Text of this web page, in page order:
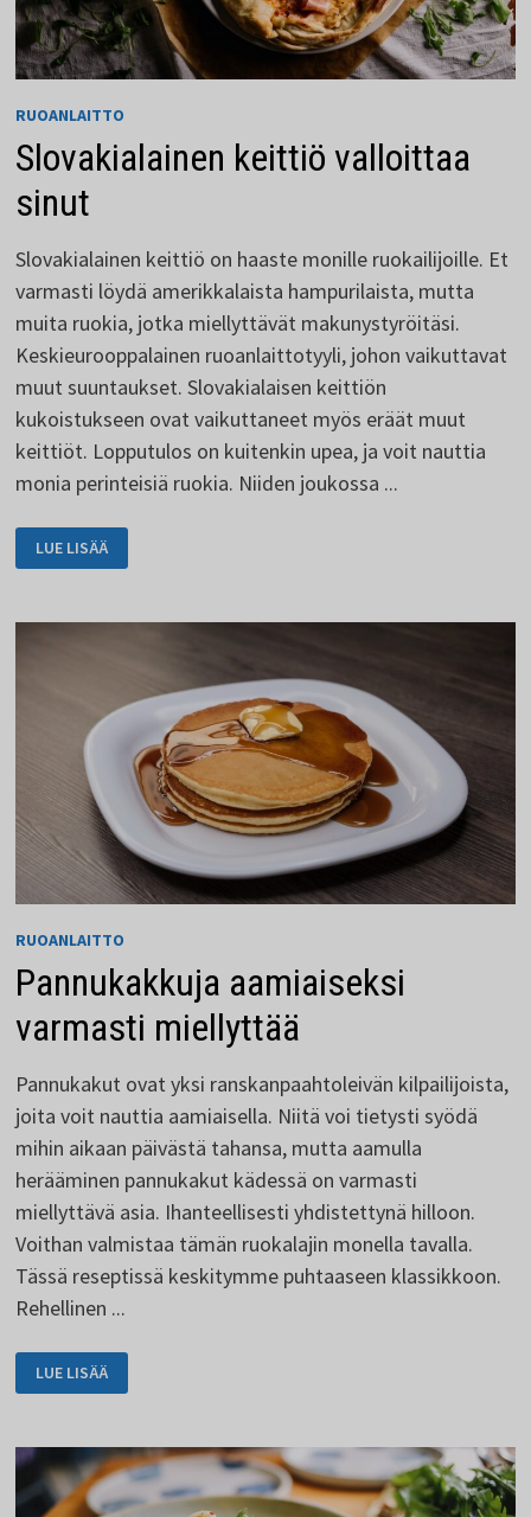
RUOANLAITTO
Slovakialainen keittiö valloittaa
sinut
Slovakialainen keittiö on haaste monille ruokailijoille. Et
varmasti löydä amerikkalaista hampurilaista, mutta
muita ruokia, jotka miellyttävät makunystyröitäsi.
Keskieurooppalainen ruoanlaittotyyli, johon vaikuttavat
muut suuntaukset. Slovakialaisen keittiön
kukoistukseen ovat vaikuttaneet myös eräät muut
keittiöt. Lopputulos on kuitenkin upea, ja voit nauttia
monia perinteisiä ruokia. Niiden joukossa ...
SLOVAKIALAINEN
KEITTIÖ
VALLOITTAA
LUE LISÄÄ
RUOANLAITTO
Pannukakkuja aamiaiseksi
varmasti miellyttää
Pannukakut ovat yksi ranskanpaahtoleivän kilpailijoista,
joita voit nauttia aamiaisella. Niitä voi tietysti syödä
mihin aikaan päivästä tahansa, mutta aamulla
herääminen pannukakut kädessä on varmasti
miellyttävä asia. Ihanteellisesti yhdistettynä hilloon.
Voithan valmistaa tämän ruokalajin monella tavalla.
Tässä reseptissä keskitymme puhtaaseen klassikkoon.
Rehellinen ...
PANNUKAKKUJA
AAMIAISEKSI
VARMASTI
LUE LISÄÄ